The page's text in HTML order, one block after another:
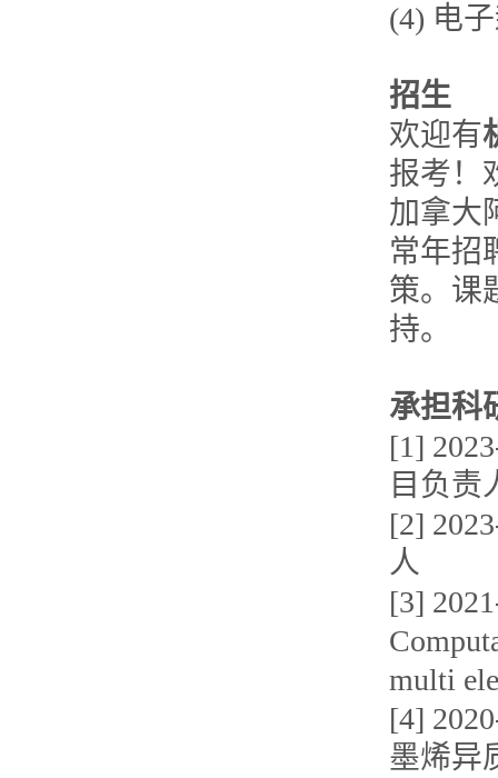
(4) 电
招生
欢迎有
报考！
加拿大
常年招
策。课
持。
承担科
[1]
目负责
[2]
人
[3]
multi
[4]
墨烯异